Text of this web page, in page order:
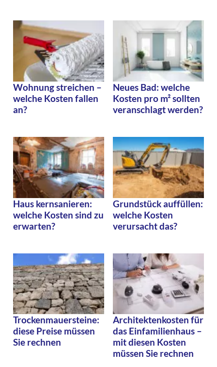
Wohnung streichen –
welche Kosten fallen
an?
Neues Bad: welche
Kosten pro m² sollten
veranschlagt werden?
Haus kernsanieren:
welche Kosten sind zu
erwarten?
Grundstück auffüllen:
welche Kosten
verursacht das?
Trockenmauersteine:
diese Preise müssen
Sie rechnen
Architektenkosten für
das Einfamilienhaus –
mit diesen Kosten
müssen Sie rechnen